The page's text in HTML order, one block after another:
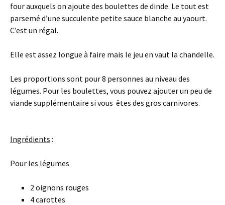
four auxquels on ajoute des boulettes de dinde. Le tout est
parsemé d’une succulente petite sauce blanche au yaourt.
C’est un régal.
Elle est assez longue à faire mais le jeu en vaut la chandelle.
Les proportions sont pour 8 personnes au niveau des
légumes. Pour les boulettes, vous pouvez ajouter un peu de
viande supplémentaire si vous êtes des gros carnivores.
Ingrédients :
Pour les légumes
2 oignons rouges
4 carottes